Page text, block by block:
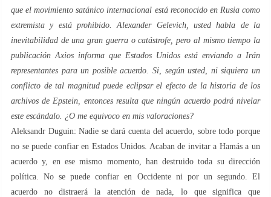
que el movimiento satánico internacional está reconocido en Rusia como
extremista y está prohibido. Alexander Gelevich, usted habla de la
inevitabilidad de una gran guerra o catástrofe, pero al mismo tiempo la
publicación Axios informa que Estados Unidos está enviando a Irán
representantes para un posible acuerdo. Si, según usted, ni siquiera un
conflicto de tal magnitud puede eclipsar el efecto de la historia de los
archivos de Epstein, entonces resulta que ningún acuerdo podrá nivelar
este escándalo. ¿O me equivoco en mis valoraciones?
Aleksandr Duguin: Nadie se dará cuenta del acuerdo, sobre todo porque
no se puede confiar en Estados Unidos. Acaban de invitar a Hamás a un
acuerdo y, en ese mismo momento, han destruido toda su dirección
política. No se puede confiar en Occidente ni por un segundo. El
acuerdo no distraerá la atención de nada, lo que significa que